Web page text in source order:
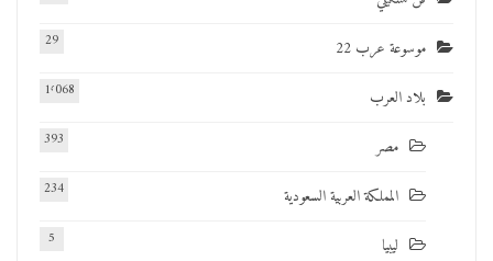
موسوعة عرب 22 29
بلاد العرب 1٬068
مصر 393
المملكة العربية السعودية 234
ليبيا 5